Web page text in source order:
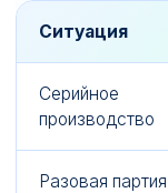
Ситуация
Серийное
производство
Разовая